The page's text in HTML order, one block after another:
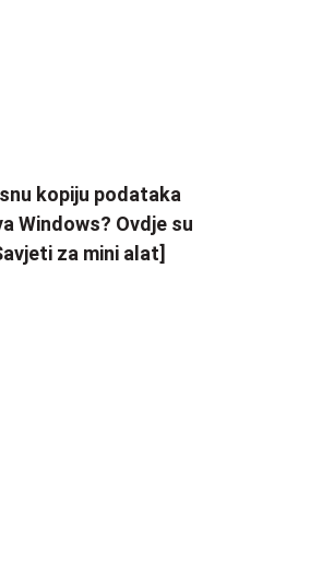
kopiju podataka
Windows? Ovdje su
za mini alat]